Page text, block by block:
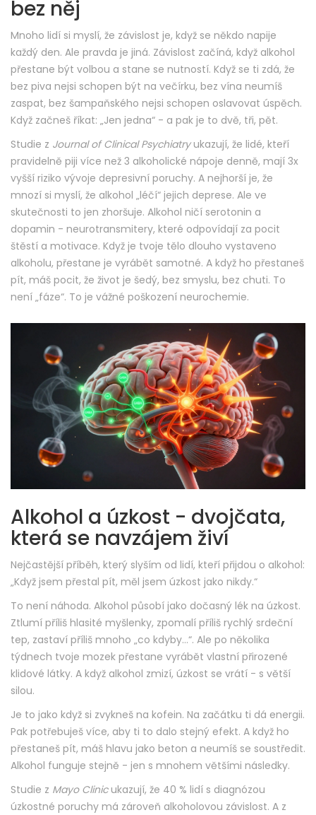
bez něj
Mnoho lidí si myslí, že závislost je, když se někdo napije
každý den. Ale pravda je jiná. Závislost začíná, když alkohol
přestane být volbou a stane se nutností. Když se ti zdá, že
bez piva nejsi schopen být na večírku, bez vína neumíš
zaspat, bez šampaňského nejsi schopen oslavovat úspěch.
Když začneš říkat: „Jen jedna“ - a pak je to dvě, tři, pět.
Studie z Journal of Clinical Psychiatryukazují, že lidé, kteří
pravidelně piji více než 3 alkoholické nápoje denně, mají 3x
vyšší riziko vývoje depresivní poruchy. A nejhorší je, že
mnozí si myslí, že alkohol „léčí“ jejich deprese. Ale ve
skutečnosti to jen zhoršuje. Alkohol ničí serotonin a
dopamin - neurotransmitery, které odpovídají za pocit
štěstí a motivace. Když je tvoje tělo dlouho vystaveno
alkoholu, přestane je vyrábět samotné. A když ho přestaneš
pít, máš pocit, že život je šedý, bez smyslu, bez chuti. To
není „fáze“. To je vážné poškození neurochemie.
Alkohol a úzkost - dvojčata,
která se navzájem živí
Nejčastější příběh, který slyším od lidí, kteří přijdou o alkohol:
„Když jsem přestal pít, měl jsem úzkost jako nikdy.“
To není náhoda. Alkohol působí jako dočasný lék na úzkost.
Ztlumí příliš hlasité myšlenky, zpomalí příliš rychlý srdeční
tep, zastaví příliš mnoho „co kdyby…“. Ale po několika
týdnech tvoje mozek přestane vyrábět vlastní přirozené
klidové látky. A když alkohol zmizí, úzkost se vrátí - s větší
silou.
Je to jako když si zvykneš na kofein. Na začátku ti dá energii.
Pak potřebuješ více, aby ti to dalo stejný efekt. A když ho
přestaneš pít, máš hlavu jako beton a neumíš se soustředit.
Alkohol funguje stejně - jen s mnohem většími následky.
Studie z Mayo Clinicukazují, že 40 % lidí s diagnózou
úzkostné poruchy má zároveň alkoholovou závislost. A z